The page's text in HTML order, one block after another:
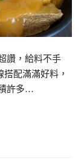
讚，給料不手
配滿滿好料，
許多…